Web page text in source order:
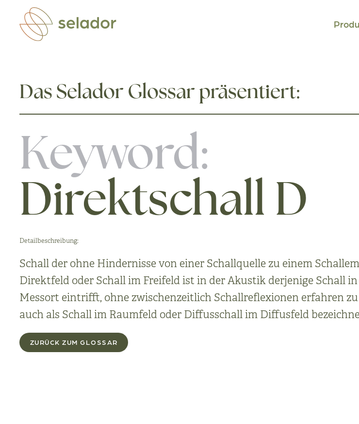
Zum Hauptinhalt springen
Das Selador Glossar präsentiert:
Keyword:
Direktschall D
Detailbeschreibung:
Schall der ohne Hindernisse von einer Schallquelle zu einem
Direktfeld oder Schall im Freifeld ist in der Akustik derjenige Schall
Messort eintrifft, ohne zwischenzeitlich Schallreflexionen erfahren
auch als Schall im Raumfeld oder Diffusschall im Diffusfeld
ZURÜCK ZUM GLOSSAR